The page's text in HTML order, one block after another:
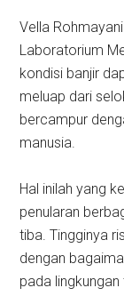
Vella
Laboratorium
kondisi banjir
meluap dari
bercampur
manusia.
Hal inilah yang
penularan
tiba. Tingginya
dengan
pada